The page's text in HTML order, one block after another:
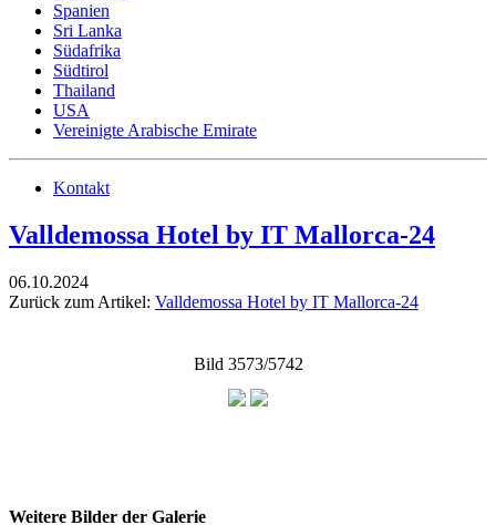
Spanien
Sri Lanka
Südafrika
Südtirol
Thailand
USA
Vereinigte Arabische Emirate
Kontakt
Valldemossa Hotel by IT Mallorca-24
06.10.2024
Zurück zum Artikel: Valldemossa Hotel by IT Mallorca-24
Bild 3573/5742
Weitere Bilder der Galerie